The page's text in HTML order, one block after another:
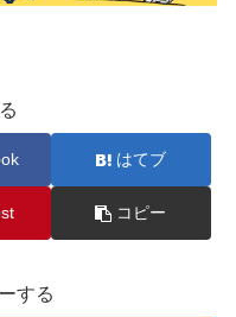
はてブ
コピー
する